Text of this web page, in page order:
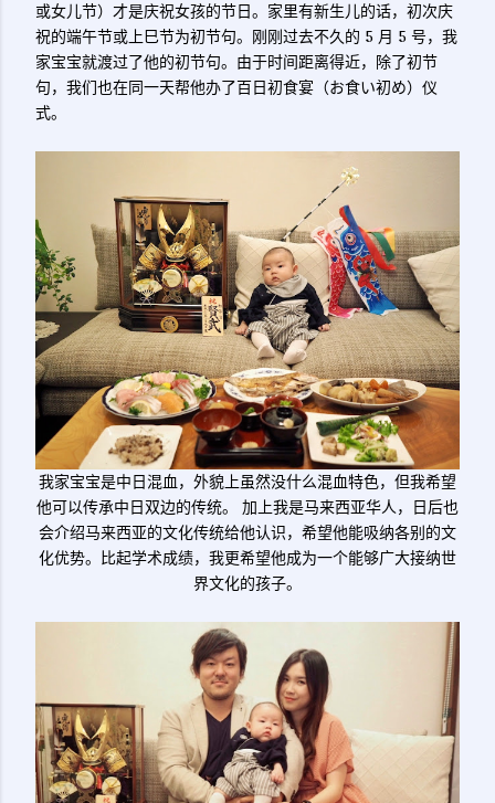
或女儿节）才是庆祝女孩的节日。家里有新生儿的话，初次庆
祝的端午节或上巳节为初节句。刚刚过去不久的 5 月 5 号，我
家宝宝就渡过了他的初节句。由于时间距离得近，除了初节
句，我们也在同一天帮他办了百日初食宴（お食い初め）仪
式。
我家宝宝是中日混血，外貌上虽然没什么混血特色，但我希望
他可以传承中日双边的传统。 加上我是马来西亚华人，日后也
会介绍马来西亚的文化传统给他认识，希望他能吸纳各别的文
化优势。比起学术成绩，我更希望他成为一个能够广大接纳世
界文化的孩子。